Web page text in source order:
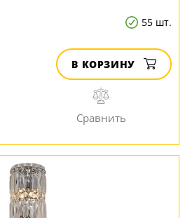
55 шт.
В КОРЗИНУ